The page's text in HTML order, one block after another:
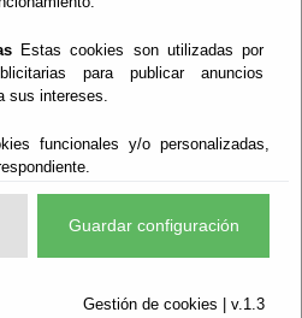
Estas cookies son utilizadas por
para publicar anuncios
sus intereses.
funcionales y/o personalizadas,
Guardar configuración
Gestión de cookies | v.1.3
(español, inglés,
descubres que tu hijo
para padres y
Familiar
Vida Saludable